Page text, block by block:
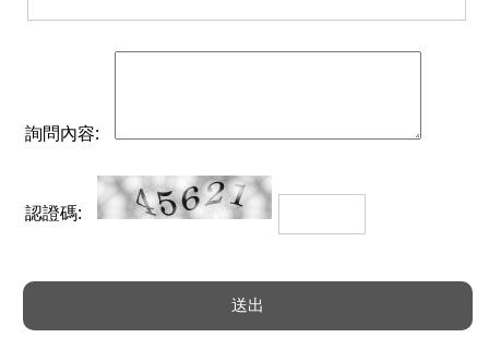
詢問內容:
認證碼: